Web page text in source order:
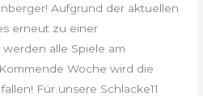
Aufgrund der aktuellen
erneut zu einer
alle Spiele am
Woche wird die
Für unsere Schlacke11